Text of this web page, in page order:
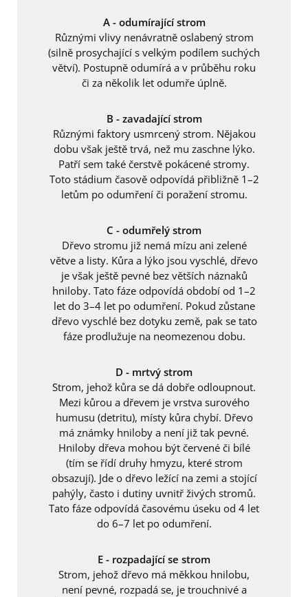
A - odumírající strom
Různými vlivy nenávratně oslabený strom
(silně prosychající s velkým podílem suchých
větví). Postupně odumírá a v průběhu roku
či za několik let odumře úplně.
B - zavadající strom
Různými faktory usmrcený strom. Nějakou
dobu však ještě trvá, než mu zaschne lýko.
Patří sem také čerstvě pokácené stromy.
Toto stádium časově odpovídá přibližně 1–2
letům po odumření či poražení stromu.
C - odumřelý strom
Dřevo stromu již nemá mízu ani zelené
větve a listy. Kůra a lýko jsou vyschlé, dřevo
je však ještě pevné bez větších náznaků
hniloby. Tato fáze odpovídá období od 1–2
let do 3–4 let po odumření. Pokud zůstane
dřevo vyschlé bez dotyku země, pak se tato
fáze prodlužuje na neomezenou dobu.
D - mrtvý strom
Strom, jehož kůra se dá dobře odloupnout.
Mezi kůrou a dřevem je vrstva surového
humusu (detritu), místy kůra chybí. Dřevo
má známky hniloby a není již tak pevné.
Hniloby dřeva mohou být červené či bílé
(tím se řídí druhy hmyzu, které strom
obsazují). Jde o dřevo ležící na zemi a stojící
pahýly, často i dutiny uvnitř živých stromů.
Tato fáze odpovídá časovému úseku od 4 let
do 6–7 let po odumření.
E - rozpadající se strom
Strom, jehož dřevo má měkkou hnilobu,
není pevné, rozpadá se, je trouchnivé a